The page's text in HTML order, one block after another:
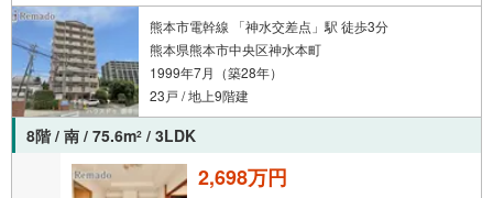
れるから、手間も時間もかかりません。全国700店舗以上展
開！ハウスドゥだからこその豊富な物件数・情報量で理想
の暮らしを叶えます！
熊本市電幹線 「神水交差点」駅 徒歩3分
熊本県熊本市中央区神水本町
1999年7月（築28年）
23戸 / 地上9階建
8階 / 南 / 75.6m2 / 3LDK
2,698万円